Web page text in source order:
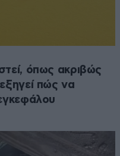
όπως ακριβώς
πώς να